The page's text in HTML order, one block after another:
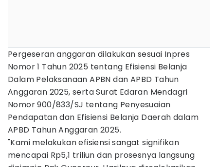
Pergeseran anggaran dilakukan sesuai Inpres
Nomor 1 Tahun 2025 tentang Efisiensi Belanja
Dalam Pelaksanaan APBN dan APBD Tahun
Anggaran 2025, serta Surat Edaran Mendagri
Nomor 900/833/SJ tentang Penyesuaian
Pendapatan dan Efisiensi Belanja Daerah dalam
APBD Tahun Anggaran 2025.
"Kami melakukan efisiensi sangat signifikan
mencapai Rp5,1 triliun dan prosesnya langsung